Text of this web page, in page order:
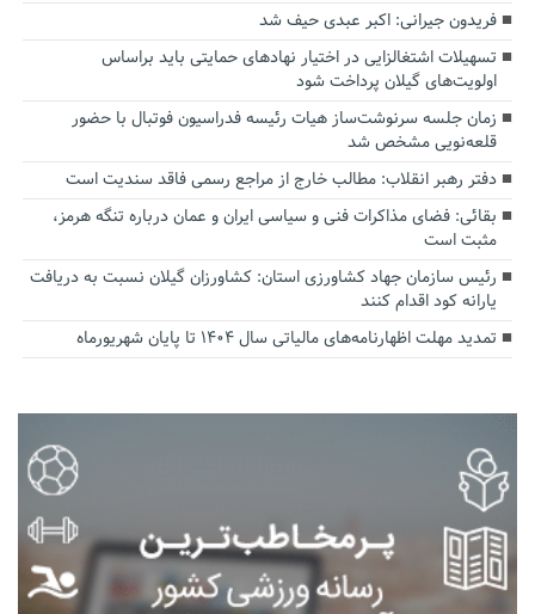
فریدون جیرانی: اکبر عبدی حیف شد
تسهیلات اشتغالزایی در اختیار نهادهای حمایتی باید براساس
اولویت‌های گیلان پرداخت شود
زمان جلسه سرنوشت‌ساز هیات رئیسه فدراسیون فوتبال با حضور
قلعه‌نویی مشخص شد
دفتر رهبر انقلاب: مطالب خارج از مراجع رسمی فاقد سندیت است
بقائی: فضای مذاکرات فنی و سیاسی ایران و عمان درباره تنگه هرمز،
مثبت است
رئیس سازمان جهاد کشاورزی استان: کشاورزان گیلان نسبت به دریافت
یارانه کود اقدام کنند
تمدید مهلت اظهارنامه‌های مالیاتی سال ۱۴۰۴ تا پایان شهریورماه